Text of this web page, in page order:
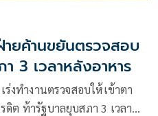
ยค้านขยันตรวจสอบ
3 เวลาหลังอาหาร
ร่งทำงานตรวจสอบให้เข้าตา
ต ท้ารัฐบาลยุบสภา 3 เวลา